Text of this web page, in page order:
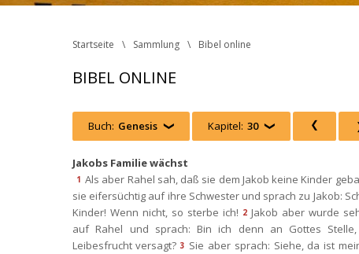
Startseite Sammlung Bibel online
BIBEL ONLINE
Buch: Genesi Kapitel: 30
Jakobs Familie wächst
1 Als aber Rahel sah, daß sie dem Jakob keine Kinder
ie eifersüchtig auf ihre Schwester und sprach zu Jakob:
Kinder! Wenn nicht, so sterbe ich! 2 Jakob aber wurde
auf Rahel und sprach: Bin ich denn an Gottes
Leibesfrucht versagt? 3 Sie aber sprach: Siehe, da ist